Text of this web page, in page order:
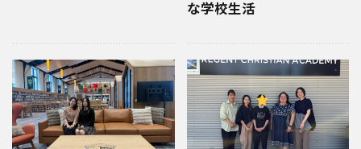
な学校生活